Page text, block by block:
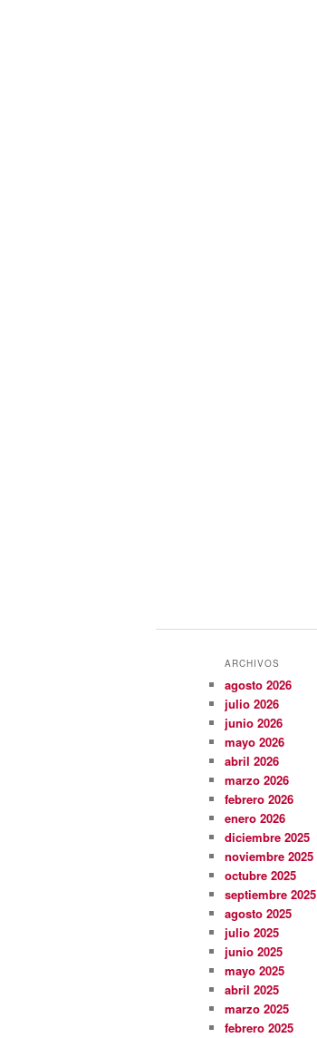
ARCHIVOS
agosto 2026
julio 2026
junio 2026
mayo 2026
abril 2026
marzo 2026
febrero 2026
enero 2026
diciembre 2025
noviembre 2025
octubre 2025
septiembre 2025
agosto 2025
julio 2025
junio 2025
mayo 2025
abril 2025
marzo 2025
febrero 2025